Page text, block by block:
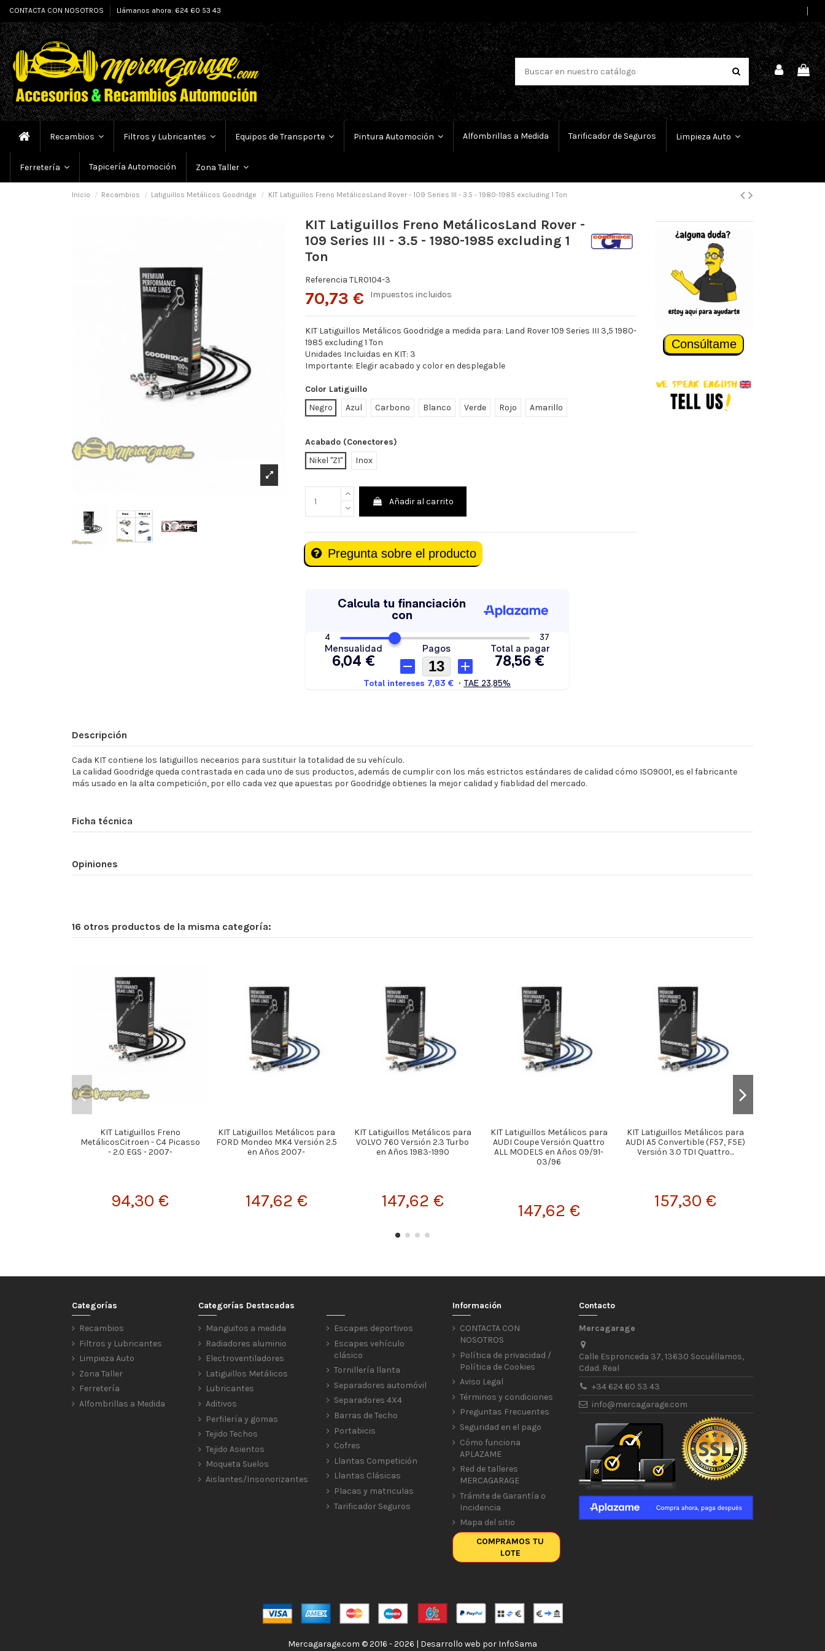
CONTACTA CON NOSOTROS Llámanos ahora: 624 60 53 43
Recambios Filtros y Lubricantes Equipos de Transporte Pintura Automoción Alfombrillas a Medida Tarificador de Seguros Limpieza Auto
Ferretería Tapicería Automoción Zona Taller
Inicio Recambios Latiguillos Metálicos Goodridge KIT Latiguillos Freno MetálicosLand Rover - 109 Series III - 3.5 - 1980-1985 excluding 1 Ton
KIT Latiguillos Freno MetálicosLand Rover -
109 Series III - 3.5 - 1980-1985 excluding 1
Ton
Referencia TLR0104-3
70,73 € Impuestos incluidos
KIT Latiguillos Metálicos Goodridge a medida para: Land Rover 109 Series III 3,5 1980-
1985 excluding 1 Ton
Unidades Incluidas en KIT: 3
Importante: Elegir acabado y color en desplegable
Color Latiguillo
Negro
Azul Carbono Blanco Verde Rojo Amarillo
Acabado (Conectores)
Nikel "Z1"
Inox
Añadir al carrito
Pregunta sobre el producto
Consúltame
Descripción
Cada KIT contiene los latiguillos necearios para sustituir la totalidad de su vehículo.
La calidad Goodridge queda contrastada en cada uno de sus productos, además de cumplir con los más estrictos estándares de calidad cómo ISO9001, es el fabricante
más usado en la alta competición, por ello cada vez que apuestas por Goodridge obtienes la mejor calidad y fiablidad del mercado.
Ficha técnica
Opiniones
16 otros productos de la misma categoría:
KIT Latiguillos Freno
MetálicosCitroen - C4 Picasso
- 2.0 EGS - 2007-
94,30 €
KIT Latiguillos Metálicos para
FORD Mondeo MK4 Versión 2.5
en Años 2007-
147,62 €
KIT Latiguillos Metálicos para
VOLVO 760 Versión 2.3 Turbo
en Años 1983-1990
147,62 €
KIT Latiguillos Metálicos para
AUDI Coupe Versión Quattro
ALL MODELS en Años 09/91-
03/96
147,62 €
KIT Latiguillos Metálicos para
AUDI A5 Convertible (F57, F5E)
Versión 3.0 TDI Quattro...
157,30 €
Categorías
Recambios
Filtros y Lubricantes
Limpieza Auto
Zona Taller
Ferretería
Alfombrillas a Medida
Categorías Destacadas
Manguitos a medida
Radiadores aluminio
Electroventiladores
Latiguillos Metálicos
Lubricantes
Aditivos
Perfilería y gomas
Tejido Techos
Tejido Asientos
Moqueta Suelos
Aislantes/Insonorizantes
Escapes deportivos
Escapes vehículo
clásico
Tornillería llanta
Separadores automóvil
Separadores 4X4
Barras de Techo
Portabicis
Cofres
Llantas Competición
Llantas Clásicas
Placas y matriculas
Tarificador Seguros
Información
CONTACTA CON
NOSOTROS
Política de privacidad /
Política de Cookies
Aviso Legal
Términos y condiciones
Preguntas Frecuentes
Seguridad en el pago
Cómo funciona
APLAZAME
Red de talleres
MERCAGARAGE
Trámite de Garantía o
Incidencia
Mapa del sitio
COMPRAMOS TU
LOTE
Contacto
Mercagarage
Calle Espronceda 37, 13630 Socuéllamos,
Cdad. Real
+34 624 60 53 43
info@mercagarage.com
Mercagarage.com © 2016 - 2026 | Desarrollo web por InfoSama